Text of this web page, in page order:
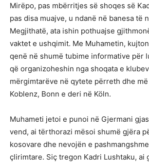
Mirëpo, pas mbërritjes së shoqes së
pas disa muajve, u ndanë në banesa të
Megjithatë, ata ishin pothuajse
vaktet e ushqimit. Me Muhametin,
qenë në shumë tubime informative për
që organizoheshin nga shoqata e
mërgimtarëve në qytete përreth dhe
Koblenz, Bonn e deri në Köln.
Muhameti jetoi e punoi në Gjermani
vend, ai tërthorazi mësoi shumë gjëra
kosovare dhe nevojën e
çlirimtare. Siç tregon Kadri Lushtaku, ai